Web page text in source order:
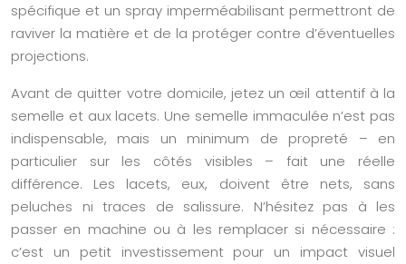
spécifique et un spray imperméabilisant permettront de
raviver la matière et de la protéger contre d’éventuelles
projections.
Avant de quitter votre domicile, jetez un œil attentif à la
semelle et aux lacets. Une semelle immaculée n’est pas
indispensable, mais un minimum de propreté – en
particulier sur les côtés visibles – fait une réelle
différence. Les lacets, eux, doivent être nets, sans
peluches ni traces de salissure. N’hésitez pas à les
passer en machine ou à les remplacer si nécessaire :
c’est un petit investissement pour un impact visuel